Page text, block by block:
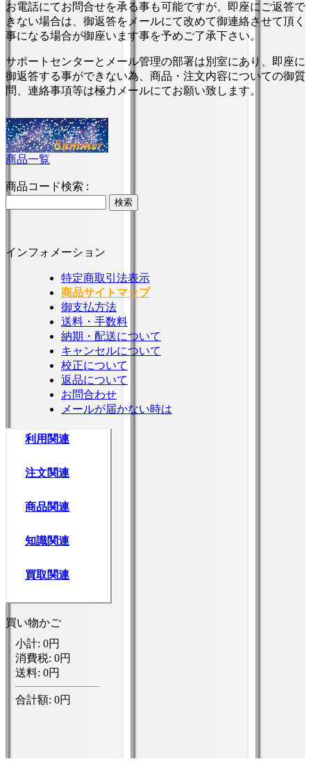
お電話にてお問合せを承る事も可能ですが、即座にご返答で
きない場合は、御返答をメールにて改めて御連絡させて頂く
事になる場合が御座います事を予めご了承下さい。
サポートセンターとメール管理の部署は別室にあり、即座に
御返答する事ができない為、商品・注文内容についての御質
問、連絡事項等は極力メールにてお願い致します。
商品一覧
商品コード検索 :
インフォメーション
特定商取引法表示
商品サイトマップ
御支払方法
送料・手数料
納期・配送について
キャンセルについて
校正について
返品について
お問合わせ
メールが届かない時は
利用関連
注文関連
商品関連
知識関連
買取関連
買い物かご